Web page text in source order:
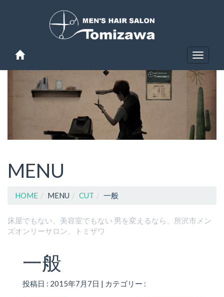
Toggle
MENU
HOME MENU CUT 一般
床屋でもない、美容室でもない 男を変えるなら、所沢市メン
ズオンリーサロン、トミザワ
一般
投稿日 : 2015年7月7日 | カテゴリー :